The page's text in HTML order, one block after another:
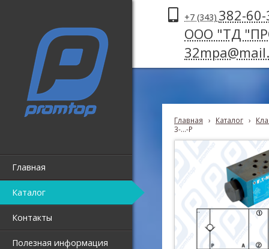
Главная
Каталог
Контакты
Полезная информация
+7 (343) 382-
ООО "ТД
Главная › Каталог ›
3-...-P